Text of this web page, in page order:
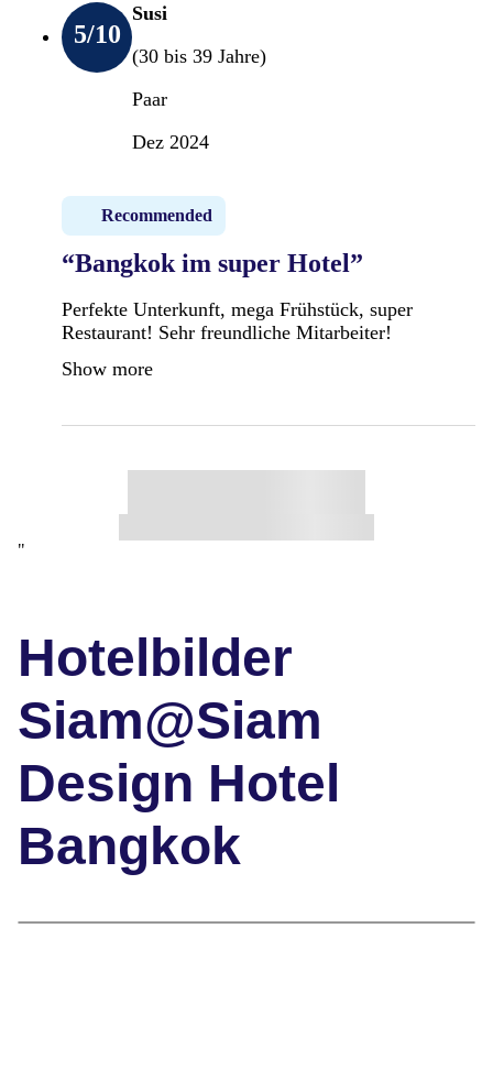
5/10
Susi
(30 bis 39 Jahre)
Paar
Dez 2024
Recommended
“Bangkok im super Hotel”
Perfekte Unterkunft, mega Frühstück, super
Restaurant! Sehr freundliche Mitarbeiter!
Show more
"
Hotelbilder
Siam@Siam
Design Hotel
Bangkok